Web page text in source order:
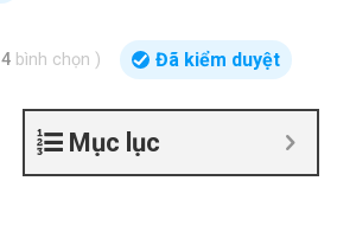
4 bình chọn ) Đã kiểm duyệt
Mục lục